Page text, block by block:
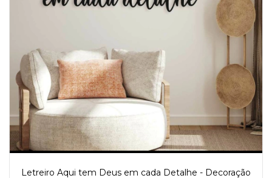
Letreiro Aqui tem Deus em cada Detalhe - Decoração